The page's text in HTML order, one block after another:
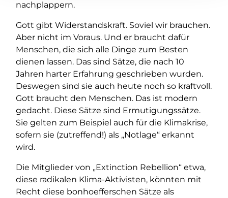
nachplappern.
Gott gibt Widerstandskraft. Soviel wir brauchen.
Aber nicht im Voraus. Und er braucht dafür
Menschen, die sich alle Dinge zum Besten
dienen lassen. Das sind Sätze, die nach 10
Jahren harter Erfahrung geschrieben wurden.
Deswegen sind sie auch heute noch so kraftvoll.
Gott braucht den Menschen. Das ist modern
gedacht. Diese Sätze sind Ermutigungssätze.
Sie gelten zum Beispiel auch für die Klimakrise,
sofern sie (zutreffend!) als „Notlage“ erkannt
wird.
Die Mitglieder von „Extinction Rebellion“ etwa,
diese radikalen Klima-Aktivisten, könnten mit
Recht diese bonhoefferschen Sätze als